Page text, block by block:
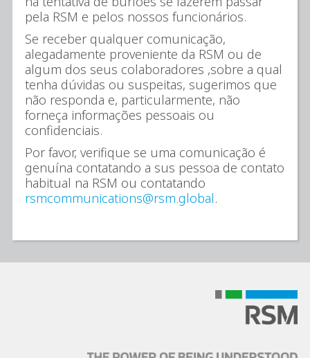
pela RSM e pelos nossos funcionários.
Se receber qualquer comunicação,
alegadamente proveniente da RSM ou de
algum dos seus colaboradores ,sobre a qual
tenha dúvidas ou suspeitas, sugerimos que
não responda e, particularmente, não
forneça informações pessoais ou
confidenciais.
Por favor, verifique se uma comunicação é
genuína contatando a sus pessoa de contato
habitual na RSM ou contatando
rsmcommunications@rsm.global.